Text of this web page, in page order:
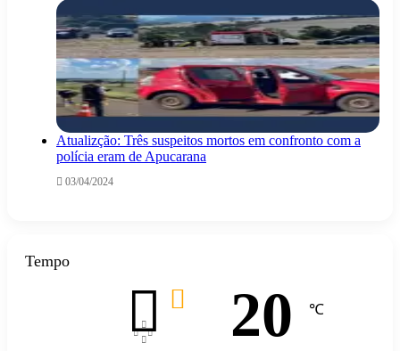
Atualizção: Três suspeitos mortos em confronto com a
polícia eram de Apucarana
03/04/2024
Tempo
20 ℃